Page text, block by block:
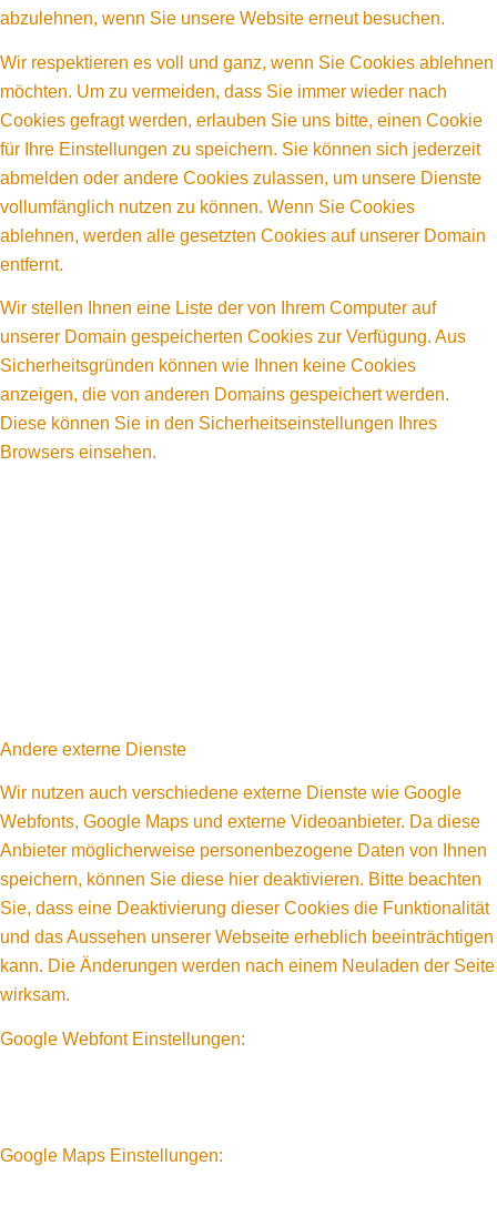
abzulehnen, wenn Sie unsere Website erneut besuchen.
Wir respektieren es voll und ganz, wenn Sie Cookies ablehnen
möchten. Um zu vermeiden, dass Sie immer wieder nach
Cookies gefragt werden, erlauben Sie uns bitte, einen Cookie
für Ihre Einstellungen zu speichern. Sie können sich jederzeit
abmelden oder andere Cookies zulassen, um unsere Dienste
vollumfänglich nutzen zu können. Wenn Sie Cookies
ablehnen, werden alle gesetzten Cookies auf unserer Domain
entfernt.
Wir stellen Ihnen eine Liste der von Ihrem Computer auf
unserer Domain gespeicherten Cookies zur Verfügung. Aus
Sicherheitsgründen können wie Ihnen keine Cookies
anzeigen, die von anderen Domains gespeichert werden.
Diese können Sie in den Sicherheitseinstellungen Ihres
Browsers einsehen.
Andere externe Dienste
Wir nutzen auch verschiedene externe Dienste wie Google
Webfonts, Google Maps und externe Videoanbieter. Da diese
Anbieter möglicherweise personenbezogene Daten von Ihnen
speichern, können Sie diese hier deaktivieren. Bitte beachten
Sie, dass eine Deaktivierung dieser Cookies die Funktionalität
und das Aussehen unserer Webseite erheblich beeinträchtigen
kann. Die Änderungen werden nach einem Neuladen der Seite
wirksam.
Google Webfont Einstellungen:
Google Maps Einstellungen: